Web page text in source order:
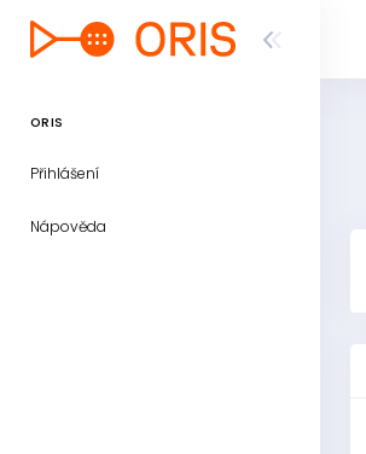
ORIS
Přihlášení
Nápověda